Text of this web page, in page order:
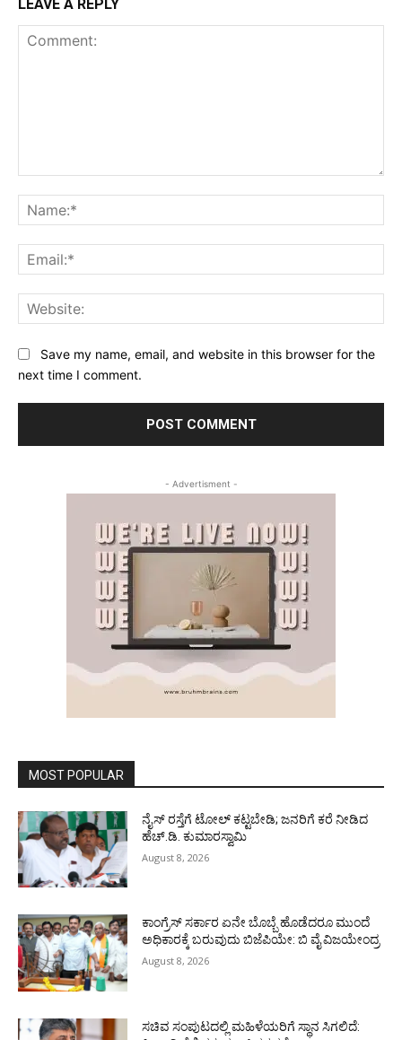
LEAVE A REPLY
Save my name, email, and website in this browser for the
next time I comment.
- Advertisment -
MOST POPULAR
ನೈಸ್ ರಸ್ತೆಗೆ ಟೋಲ್ ಕಟ್ಟಬೇಡಿ; ಜನರಿಗೆ ಕರೆ ನೀಡಿದ
ಹೆಚ್.ಡಿ. ಕುಮಾರಸ್ವಾಮಿ
August 8, 2026
ಕಾಂಗ್ರೆಸ್ ಸರ್ಕಾರ ಏನೇ ಬೊಬ್ಬೆ ಹೊಡೆದರೂ ಮುಂದೆ
ಅಧಿಕಾರಕ್ಕೆ ಬರುವುದು ಬಿಜೆಪಿಯೇ: ಬಿ ವೈ ವಿಜಯೇಂದ್ರ
August 8, 2026
ಸಚಿವ ಸಂಪುಟದಲ್ಲಿ ಮಹಿಳೆಯರಿಗೆ ಸ್ಥಾನ ಸಿಗಲಿದೆ: